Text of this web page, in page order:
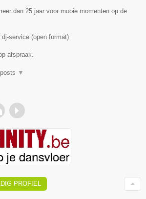
dan 25 jaar voor mooie momenten op de
dj-service (open format)
afspraak.
▼
PROFIEL